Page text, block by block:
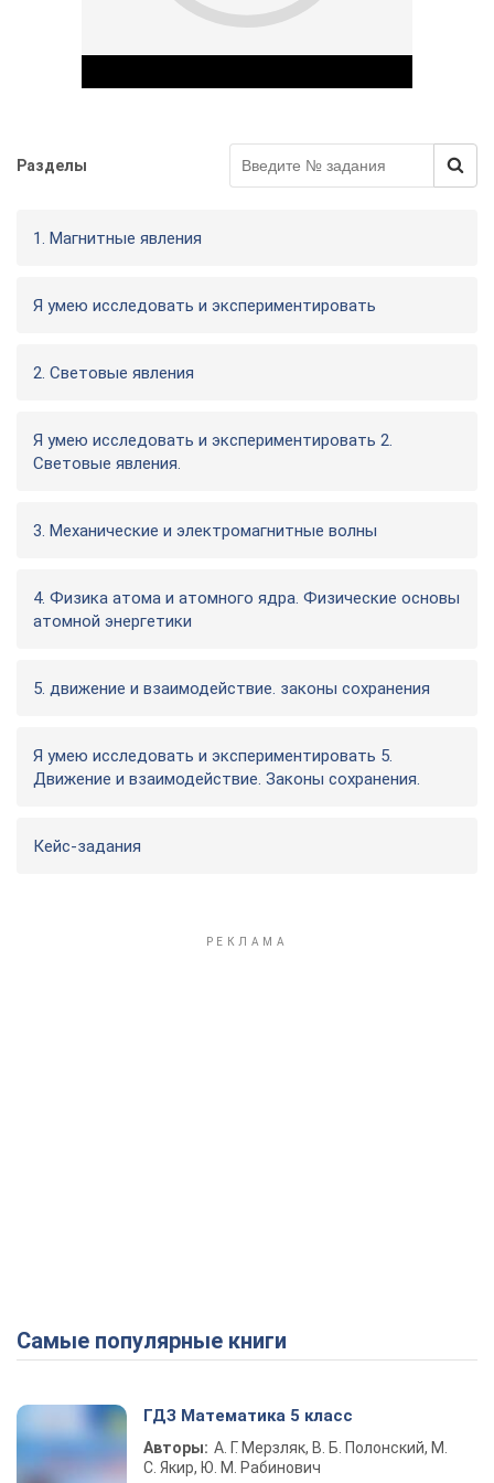
Разделы
1. Магнитные явления
Я умею исследовать и экспериментировать
2. Световые явления
Я умею исследовать и экспериментировать 2.
Световые явления.
3. Механические и электромагнитные волны
4. Физика атома и атомного ядра. Физические основы
атомной энергетики
5. движение и взаимодействие. законы сохранения
Я умею исследовать и экспериментировать 5.
Движение и взаимодействие. Законы сохранения.
Кейс-задания
Самые популярные книги
ГДЗ Математика 5 класс
Авторы: А. Г. Мерзляк, В. Б. Полонский, М.
С. Якир, Ю. М. Рабинович